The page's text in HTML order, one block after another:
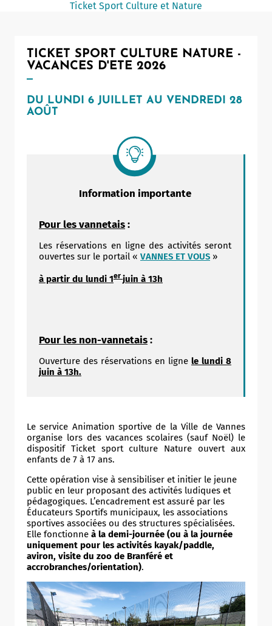
Notaire
Journaliste
Ticket Sport Culture et Nature
TICKET SPORT CULTURE NATURE -
VACANCES D'ETE 2026
DU LUNDI 6 JUILLET AU VENDREDI 28
AOÛT
Information importante
Pour les vannetais:
Les réservations en ligne des activités seront
ouvertes sur le portail « VANNES ET VOUS »
à partir du lundi 1er juin à 13h
Pour les non-vannetais:
Ouverture des réservations en ligne le lundi 8
juin à 13h.
Le service Animation sportive de la Ville de Vannes
organise lors des vacances scolaires (sauf Noël) le
dispositif Ticket sport culture Nature ouvert aux
enfants de 7 à 17 ans.
Cette opération vise à sensibiliser et initier le jeune
public en leur proposant des activités ludiques et
pédagogiques. L’encadrement est assuré par les
Éducateurs Sportifs municipaux, les associations
sportives associées ou des structures spécialisées.
Elle fonctionne à la demi-journée (ou à la journée
uniquement pour les activités kayak/paddle,
aviron, visite du zoo de Branféré et
accrobranches/orientation).